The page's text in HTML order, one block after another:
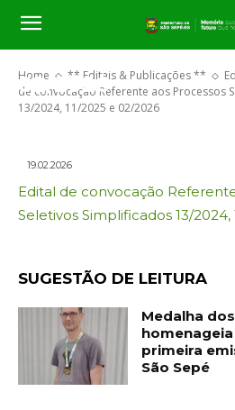
Home ** Editais & Publicações **
de convocação Referente aos Processos
13/2024, 11/2025 e 02/2026
aos Processos
Simplificados 13/
02/2026
19.02.2026
Edital de convocação
Seletivos Simplificados 13/2024,
SUGESTÃO DE LEITURA
Medalha
primeira
São Sepé